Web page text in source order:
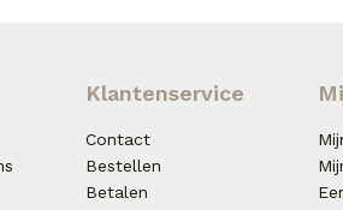
Klantenservice
Contact
Bestellen
Betalen